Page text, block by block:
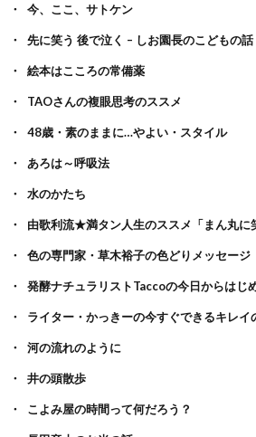
今、ここ、サトケン
先に笑う 後で泣く – しお園長のこどもの
絵本はこころの常備薬
TAOさんの複眼思考のススメ
48歳・素のままに…やよい・スタイル
あろは～呼吸法
水のかたち
由歌利流★満タン人生のススメ「まん丸に
色の専門家・草木裕子の色どりメッセージ
発酵ナチュラリストTaccoの今日からはじ
ライター・かっきーの今すぐできるキレイ
河の流れのように
井の頭散歩
こよみ屋の時間って何だろう？